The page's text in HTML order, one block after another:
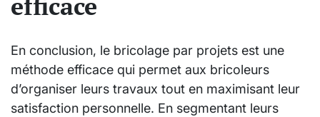
En conclusion, le bricolage par projets est une
méthode efficace qui permet aux bricoleurs
d’organiser leurs travaux tout en maximisant leur
satisfaction personnelle. En segmentant leurs